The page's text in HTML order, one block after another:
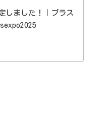
しました！｜ブラス